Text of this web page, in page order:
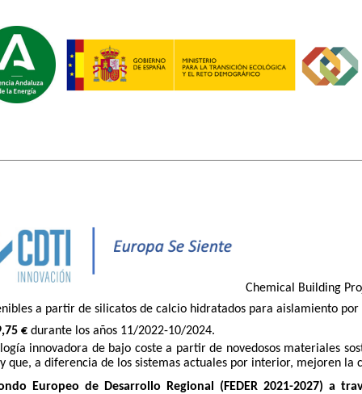
Chemical Building
a partir de silicatos de calcio hidratados para aislamiento
€ durante los años 11/2022-10/2024.
innovadora de bajo coste a partir de novedosos materiales
a diferencia de los sistemas actuales por interior, mejoren la
Europeo de Desarrollo Regional (FEDER 2021-2027) a